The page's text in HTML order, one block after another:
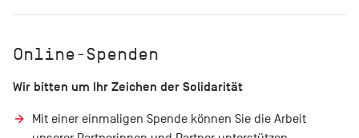
Online-Spenden
Wir bitten um Ihr Zeichen der Solidarität
Mit einer einmaligen Spende können Sie die Arbeit